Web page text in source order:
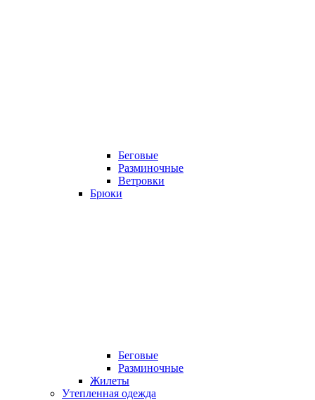
Беговые
Разминочные
Ветровки
Брюки
Беговые
Разминочные
Жилеты
Утепленная одежда